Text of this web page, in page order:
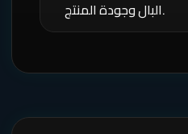
البال وجودة المنتج.